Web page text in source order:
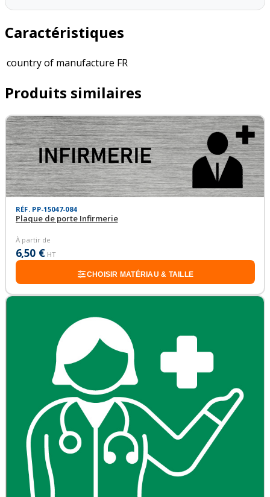
Caractéristiques
country of manufacture FR
Produits similaires
RÉF. PP-15047-084
Plaque de porte Infirmerie
À partir de
6,50 € HT
CHOISIR MATÉRIAU & TAILLE